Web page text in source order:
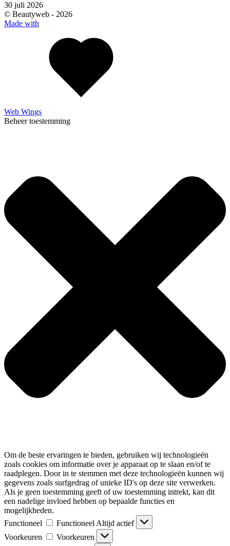
30 juli 2026
© Beautyweb - 2026
Made with
Web Wings
Beheer toestemming
Om de beste ervaringen te bieden, gebruiken wij technologieën
zoals cookies om informatie over je apparaat op te slaan en/of te
raadplegen. Door in te stemmen met deze technologieën kunnen wij
gegevens zoals surfgedrag of unieke ID's op deze site verwerken.
Als je geen toestemming geeft of uw toestemming intrekt, kan dit
een nadelige invloed hebben op bepaalde functies en
mogelijkheden.
Functioneel
FunctioneelAltijd actief
Voorkeuren
Voorkeuren